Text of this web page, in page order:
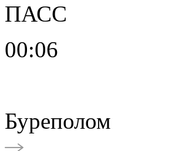
ПАСС
00:06
Буреполом